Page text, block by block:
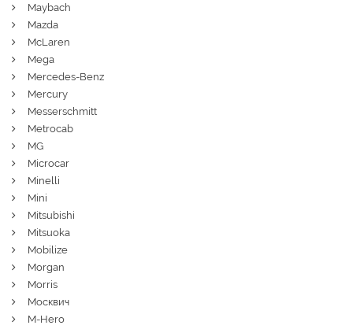
Maybach
Mazda
McLaren
Mega
Mercedes-Benz
Mercury
Messerschmitt
Metrocab
MG
Microcar
Minelli
Mini
Mitsubishi
Mitsuoka
Mobilize
Morgan
Morris
Москвич
M-Hero